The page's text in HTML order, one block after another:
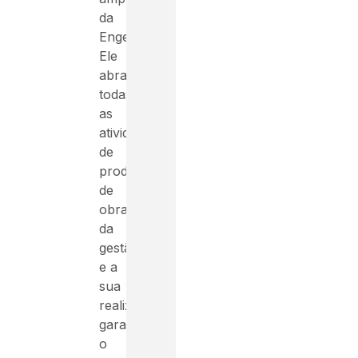
da
Engenharia.
Ele
abrange
todas
as
atividades
de
produção
de
obras,
da
gestão
e a
sua
realização,
garantindo
o